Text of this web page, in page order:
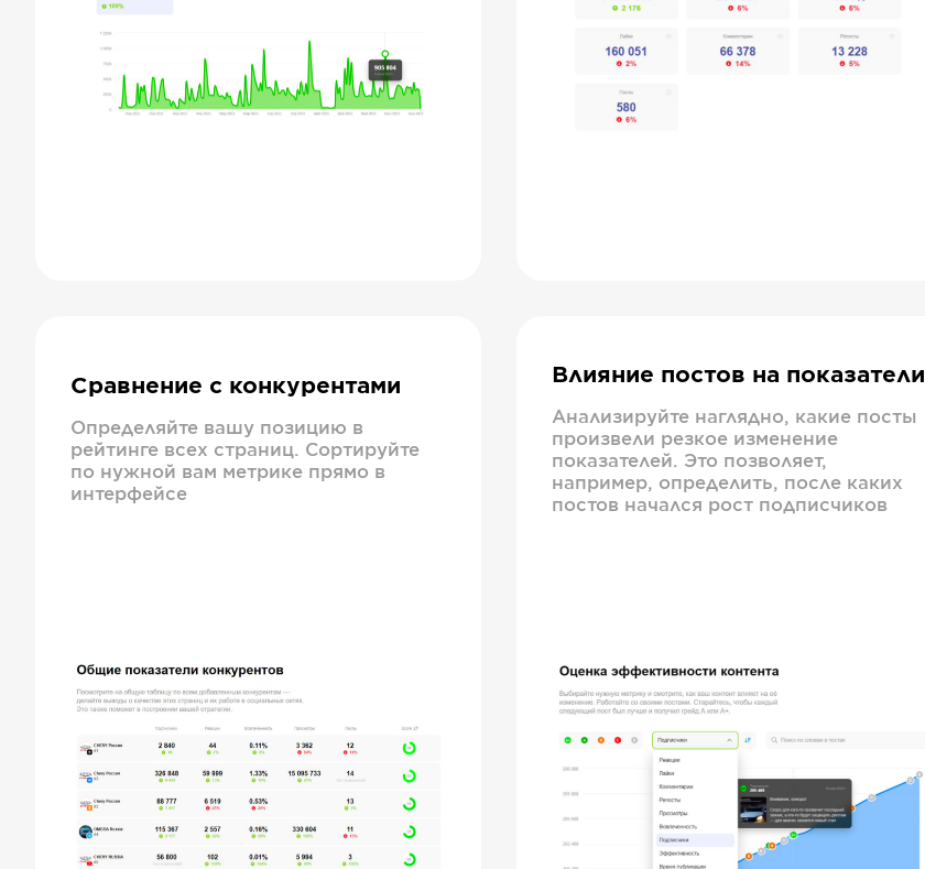
Сравнение с конкурентами
Определяйте вашу позицию в
рейтинге всех страниц. Сортируйте
по нужной вам метрике прямо в
интерфейсе
Влияние постов на показатели
Анализируйте наглядно, какие посты
произвели резкое изменение
показателей. Это позволяет,
например, определить, после каких
постов начался рост подписчиков